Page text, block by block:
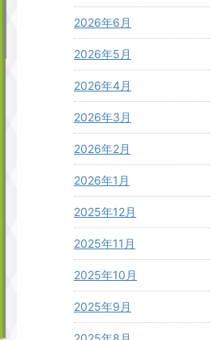
2026年6月
2026年5月
2026年4月
2026年3月
2026年2月
2026年1月
2025年12月
2025年11月
2025年10月
2025年9月